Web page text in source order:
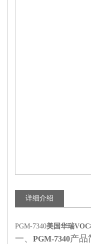
详细介绍
PGM-7340美国华瑞
一、 PGM-7340产品